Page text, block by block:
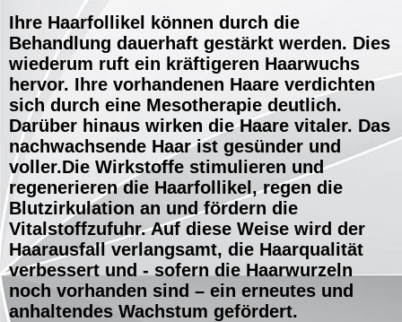
Ihre Haarfollikel können durch die
Behandlung dauerhaft gestärkt werden. Dies
wiederum ruft ein kräftigeren Haarwuchs
hervor. Ihre vorhandenen Haare verdichten
sich durch eine Mesotherapie deutlich.
Darüber hinaus wirken die Haare vitaler. Das
nachwachsende Haar ist gesünder und
voller.Die Wirkstoffe stimulieren und
regenerieren die Haarfollikel, regen die
Blutzirkulation an und fördern die
Vitalstoffzufuhr. Auf diese Weise wird der
Haarausfall verlangsamt, die Haarqualität
verbessert und - sofern die Haarwurzeln
noch vorhanden sind – ein erneutes und
anhaltendes Wachstum gefördert.